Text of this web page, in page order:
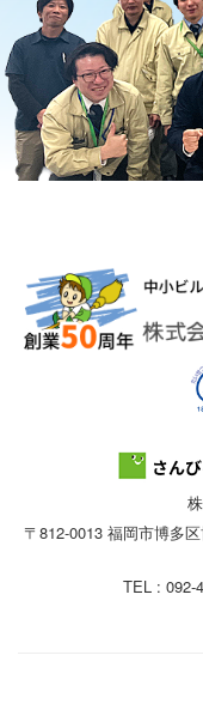
〒812-0013 福岡市博多
TEL : 092-